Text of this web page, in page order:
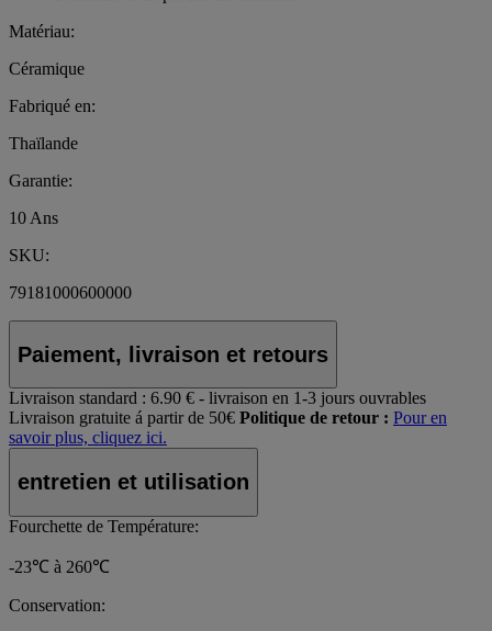
Matériau:
Céramique
Fabriqué en:
Thaïlande
Garantie:
10 Ans
SKU:
79181000600000
Paiement, livraison et retours
Livraison standard : 6.90 € - livraison en 1-3 jours ouvrables
Livraison gratuite á partir de 50€ Politique de retour : Pour en
savoir plus, cliquez ici.
entretien et utilisation
Fourchette de Température:
-23℃ à 260℃
Conservation: